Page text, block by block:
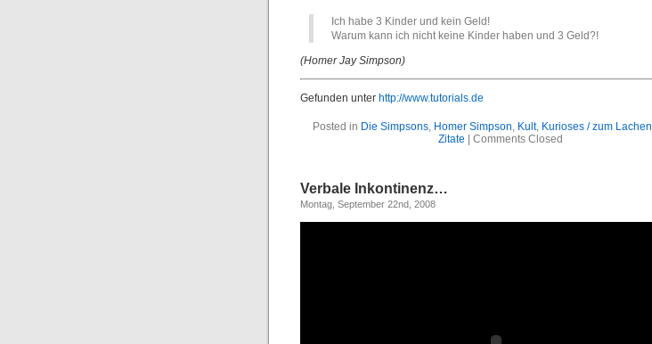
Ich habe 3 Kinder und kein Geld!
Warum kann ich nicht keine Kinder haben und 3 Geld?!
(Homer Jay Simpson)
Gefunden unter http://www.tutorials.de
Posted in Die Simpsons, Homer Simpson, Kult, Kurioses / zum Lachen
Zitate
Comments Closed
Verbale Inkontinenz…
Montag, September 22nd, 2008